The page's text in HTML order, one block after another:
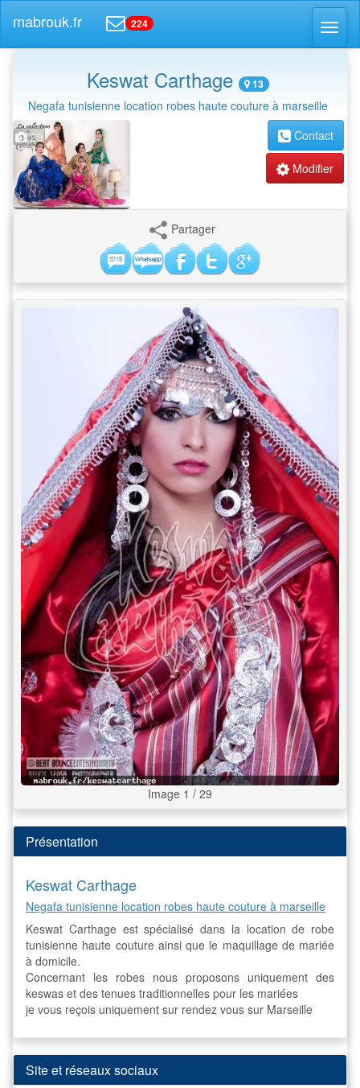
mabrouk.fr 224
Keswat Carthage 13
Negafa tunisienne location robes haute couture à marseille
29
Contact
Modifier
Partager
Image 1 / 29
Présentation
Keswat Carthage
Negafa tunisienne location robes haute couture à marseille
Keswat Carthage est spécialisé dans la location de robe
tunisienne haute couture ainsi que le maquillage de mariée
à domicile.
Concernant les robes nous proposons uniquement des
keswas et des tenues traditionnelles pour les mariées
je vous reçois uniquement sur rendez vous sur Marseille
Site et réseaux sociaux